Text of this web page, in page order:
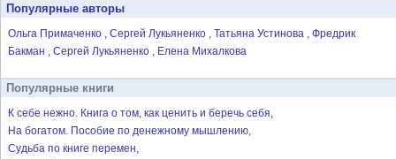
Популярные авторы
Ольга Примаченко Сергей Лукьяненко Татьяна Устинова
Фредрик
Бакман
Сергей Лукьяненко Елена Михалкова
Популярные книги
К себе нежно. Книга о том, как ценить и беречь себя
На богатом. Пособие по денежному мышлению
Судьба по книге перемен